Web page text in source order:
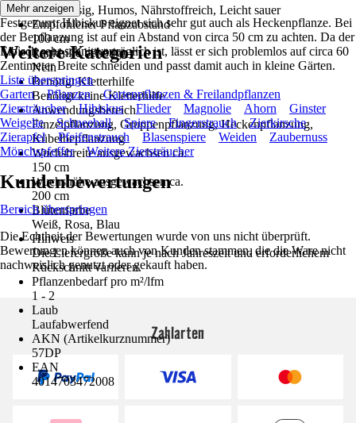
Durchlässig, Humos, Nährstoffreich, Leicht sauer
Empfohlener Pflanzabstand
100 cm
Rankhilfe benötigt
Nein
Benötigt Kletterhilfe
Benötigt keine Kletterhilfe
Anwendungsbereich
Einzelpflanzung, Gruppenpflanzung, Heckenpflanzung,
Kübelbepflanzung
Wuchsbreite ausgewachsen ca.
150 cm
Wuchshöhe ausgewachsen ca.
200 cm
Blütenfarbe
Weiß, Rosa, Blau
Hinweis
Die Liefergröße kann je nach Jahreszeit und erforderlichem
Rückschnitt variieren.
Pflanzenbedarf pro m²/lfm
1 - 2
Laub
Laufabwerfend
AKN (Artikelkurznummer)
57DP
EAN
4014703472008
Festgezurrt: Hibiskus eignet sich sehr gut auch als Heckenpflanze. Bei
der Bepflanzung ist auf ein Abstand von circa 50 cm zu achten. Da der
Eibisch sehr schnittverträglich ist, lässt er sich problemlos auf circa 60
Zentimeter Breite schneiden und passt damit auch in kleine Gärten.
Mehr anzeigen
Weitere Kategorien
Liste überspringen
Garten
Pflanzen
Gartenpflanzen & Freilandpflanzen
Ziersträucher
Hibiskus Flieder Magnolie Ahorn
Ginster
Weigelie
Schneeball Spiere Fingerstrauch
Zierkirsche
Zierapfel
Pfeifenstrauch Blasenspiere Weiden
Zaubernuss
Mönchspfeffer
Weitere Ziersträucher
Kundenbewertungen
Bereich überspringen
Die Echtheit der Bewertungen wurde von uns nicht überprüft.
Bewertungen können auch von Kunden stammen, die die Ware nicht
nachweislich genutzt oder gekauft haben.
Zahlarten